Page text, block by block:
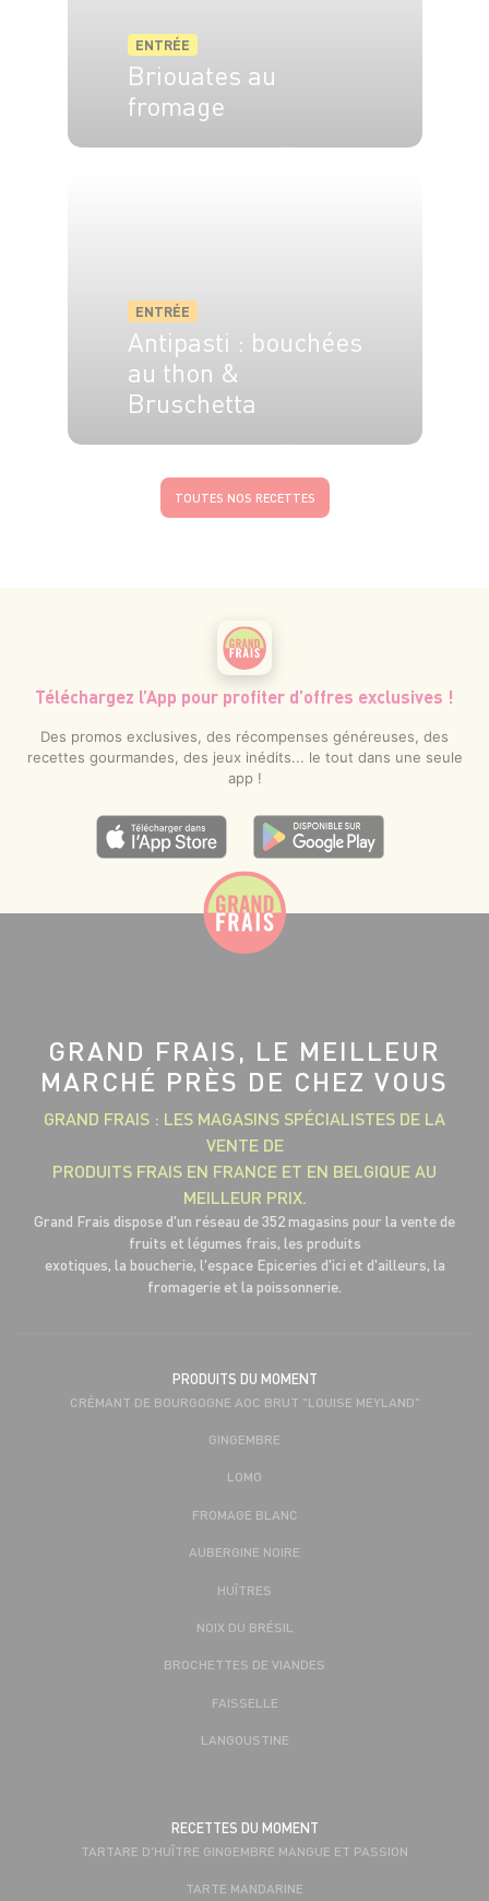
ENTRÉE
Briouates au
fromage
ENTRÉE
Antipasti : bouchées
au thon &
Bruschetta
TOUTES NOS RECETTES
Téléchargez l’App pour profiter d’offres exclusives !
Des promos exclusives, des récompenses généreuses, des
recettes gourmandes, des jeux inédits... le tout dans une seule
app !
GRAND FRAIS, LE MEILLEUR
MARCHÉ PRÈS DE CHEZ VOUS
GRAND FRAIS : LES MAGASINS SPÉCIALISTES DE LA
VENTE DE
PRODUITS FRAIS EN FRANCE ET EN BELGIQUE AU
MEILLEUR PRIX.
Grand Frais dispose d'un réseau de 352 magasins pour la vente de
fruits et légumes frais, les produits
exotiques, la boucherie, l'espace Epiceries d'ici et d'ailleurs, la
fromagerie et la poissonnerie.
PRODUITS DU MOMENT
CRÉMANT DE BOURGOGNE AOC BRUT "LOUISE MEYLAND"
GINGEMBRE
LOMO
FROMAGE BLANC
AUBERGINE NOIRE
HUÎTRES
NOIX DU BRÉSIL
BROCHETTES DE VIANDES
FAISSELLE
LANGOUSTINE
RECETTES DU MOMENT
TARTARE D'HUÎTRE GINGEMBRE MANGUE ET PASSION
TARTE MANDARINE